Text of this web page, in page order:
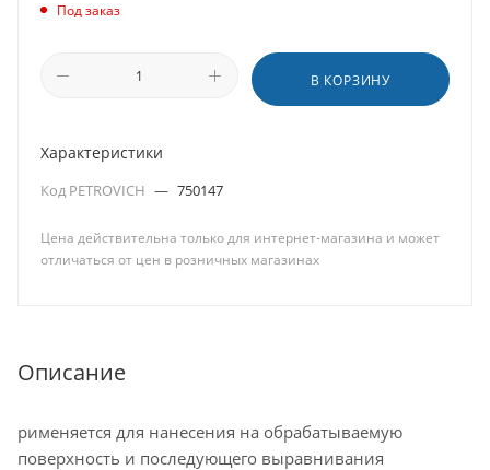
Под заказ
В КОРЗИНУ
Характеристики
Код PETROVICH — 750147
Цена действительна только для интернет-магазина и может
отличаться от цен в розничных магазинах
Описание
рименяется для нанесения на обрабатываемую
поверхность и последующего выравнивания